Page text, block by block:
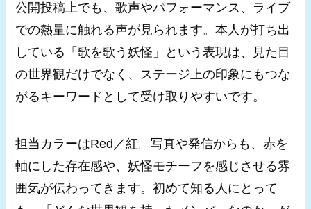
公開投稿上でも、歌声やパフォーマンス、ライブ
での熱量に触れる声が見られます。本人が打ち出
している「歌を歌う妖怪」という表現は、見た目
の世界観だけでなく、ステージ上の印象にもつな
がるキーワードとして受け取りやすいです。
担当カラーはRed／紅。写真や発信からも、赤を
軸にした存在感や、妖怪モチーフを感じさせる雰
囲気が伝わってきます。初めて知る人にとって